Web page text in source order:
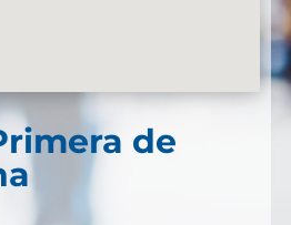
de